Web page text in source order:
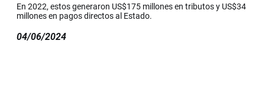
En 2022, estos generaron US$175 millones en tributos y US$34
millones en pagos directos al Estado.
04/06/2024